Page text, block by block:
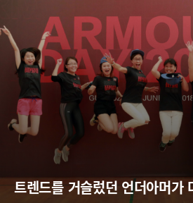
트렌드를 거슬렀던 언더아머가